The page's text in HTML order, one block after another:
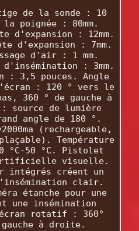
de la sonde : 10
la poignée : 80mm.
d'expansion : 12mm.
d'expansion : 7mm.
d'air : 1 mm.
d'insémination : 3mm.
: 3,5 pouces. Angle
: 120 ° vers le
360 ° de gauche à
source de lumière
angle de 180 °.
(rechargeable,
Température
50 °C. Pistolet
visuelle.
intégrés créent un
clair.
étanche pour une
une insémination
rotatif : 360°
à droite.